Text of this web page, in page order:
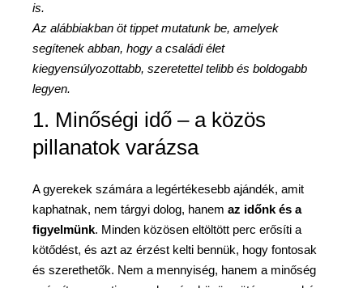
is.
Az alábbiakban öt tippet mutatunk be, amelyek
segítenek abban, hogy a családi élet
kiegyensúlyozottabb, szeretettel telibb és boldogabb
legyen.
1. Minőségi idő – a közös
pillanatok varázsa
A gyerekek számára a legértékesebb ajándék, amit
kaphatnak, nem tárgyi dolog, hanem az időnk és a
figyelmünk. Minden közösen eltöltött perc erősíti a
kötődést, és azt az érzést kelti bennük, hogy fontosak
és szerethetők. Nem a mennyiség, hanem a minőség